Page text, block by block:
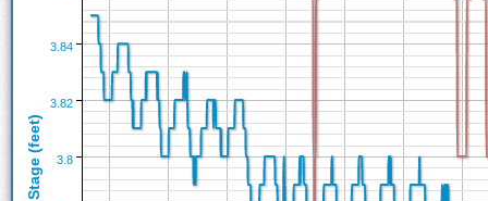
3.8
3.82
3.84
Stage (feet)